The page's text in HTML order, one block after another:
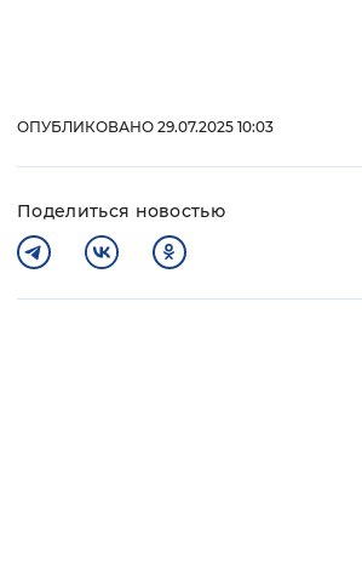
ОПУБЛИКОВАНО 29.07.2025 10:03
Поделиться новостью